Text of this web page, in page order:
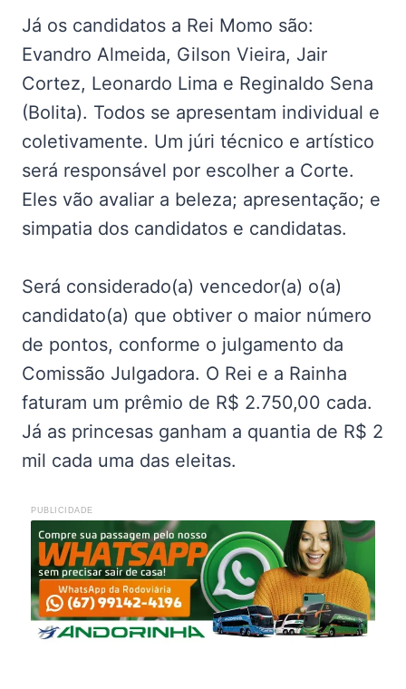
Já os candidatos a Rei Momo são:
Evandro Almeida, Gilson Vieira, Jair
Cortez, Leonardo Lima e Reginaldo Sena
(Bolita). Todos se apresentam individual e
coletivamente. Um júri técnico e artístico
será responsável por escolher a Corte.
Eles vão avaliar a beleza; apresentação; e
simpatia dos candidatos e candidatas.
Será considerado(a) vencedor(a) o(a)
candidato(a) que obtiver o maior número
de pontos, conforme o julgamento da
Comissão Julgadora. O Rei e a Rainha
faturam um prêmio de R$ 2.750,00 cada.
Já as princesas ganham a quantia de R$ 2
mil cada uma das eleitas.
PUBLICIDADE